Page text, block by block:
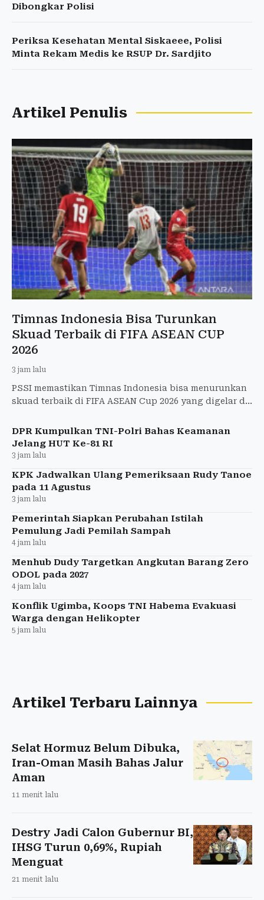
Dibongkar Polisi
Periksa Kesehatan Mental Siskaeee, Polisi
Minta Rekam Medis ke RSUP Dr. Sardjito
Artikel Penulis
Timnas Indonesia Bisa Turunkan
Skuad Terbaik di FIFA ASEAN CUP
2026
3 jam lalu
PSSI memastikan Timnas Indonesia bisa menurunkan
skuad terbaik di FIFA ASEAN Cup 2026 yang digelar di
DPR Kumpulkan TNI-Polri Bahas Keamanan
Jelang HUT Ke-81 RI
3 jam lalu
KPK Jadwalkan Ulang Pemeriksaan Rudy Tanoe
pada 11 Agustus
3 jam lalu
Pemerintah Siapkan Perubahan Istilah
Pemulung Jadi Pemilah Sampah
4 jam lalu
Menhub Dudy Targetkan Angkutan Barang Zero
ODOL pada 2027
4 jam lalu
Konflik Ugimba, Koops TNI Habema Evakuasi
Warga dengan Helikopter
5 jam lalu
Artikel Terbaru Lainnya
Selat Hormuz Belum Dibuka,
Iran-Oman Masih Bahas Jalur
Aman
11 menit lalu
Destry Jadi Calon Gubernur BI,
IHSG Turun 0,69%, Rupiah
Menguat
21 menit lalu